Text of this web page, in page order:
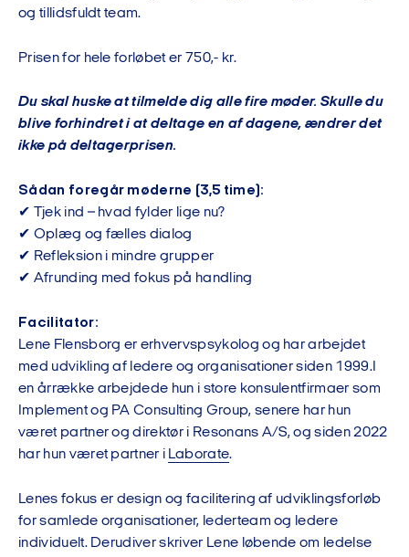
og tillidsfuldt team.
Prisen for hele forløbet er 750,- kr.
Du skal huske at tilmelde dig alle fire møder. Skulle du
blive forhindret i at deltage en af dagene, ændrer det
ikke på deltagerprisen.
Sådan foregår møderne (3,5 time):
✔ Tjek ind – hvad fylder lige nu?
✔ Oplæg og fælles dialog
✔ Refleksion i mindre grupper
✔ Afrunding med fokus på handling
Facilitator:
Lene Flensborg er erhvervspsykolog og har arbejdet
med udvikling af ledere og organisationer siden 1999.I
en årrække arbejdede hun i store konsulentfirmaer som
Implement og PA Consulting Group, senere har hun
været partner og direktør i Resonans A/S, og siden 2022
har hun været partner i Laborate.
Lenes fokus er design og facilitering af udviklingsforløb
for samlede organisationer, lederteam og ledere
individuelt. Derudiver skriver Lene løbende om ledelse